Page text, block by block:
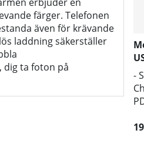
färger. Telefonen
även för krävande
laddning säkerställer
dig ta foton på
-
-